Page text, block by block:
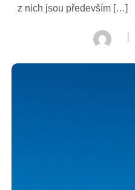
z nich jsou především […]